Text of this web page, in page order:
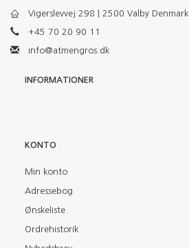
Vigerslevvej 298 | 2500 Valby Denmark
+45 70 20 90 11
info@atmengros.dk
INFORMATIONER
KONTO
Min konto
Adressebog
Ønskeliste
Ordrehistorik